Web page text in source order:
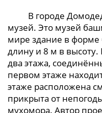
В городе
музей. Это музей
мире здание в
длину и 8 м в
два этажа,
первом этаже
этаже расположена
прикрыта от
мухомора. Автор